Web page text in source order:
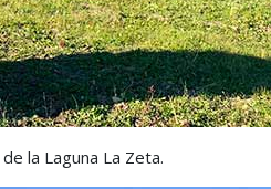
la Laguna La Zeta.